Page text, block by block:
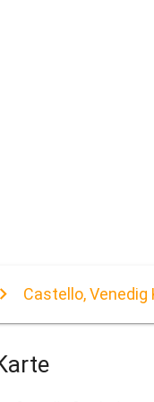
Castello, Venedig